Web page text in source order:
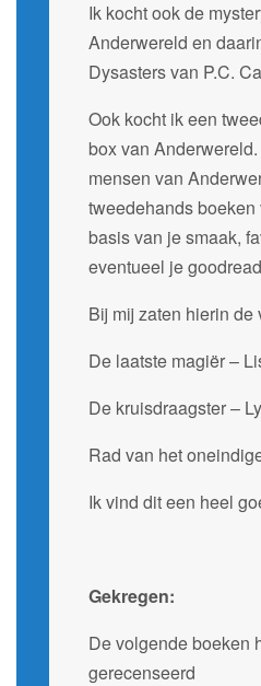
Ik kocht ook de
Anderwereld en
Dysasters van P.C.
Ook kocht ik een
box van
mensen van
tweedehands boeken
basis van je smaak,
eventueel je
Bij mij zaten hierin
De laatste magiër –
De kruisdraagster –
Rad van het
Ik vind dit een heel
Gekregen:
De volgende boeken
gerecenseerd